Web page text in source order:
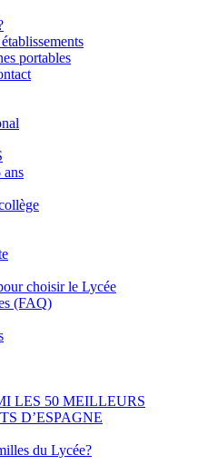
portables
ans
choisir le Lycée
(FAQ)
LES 50 MEILLEURS
D’ESPAGNE
du Lycée?